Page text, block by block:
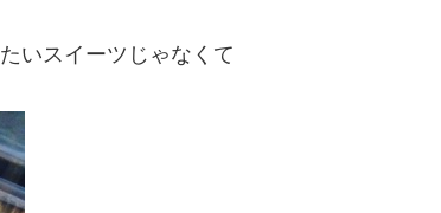
いスイーツじゃなくて